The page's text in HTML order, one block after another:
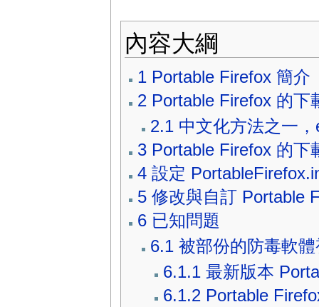
內容大綱
1 Portable Firefox 簡介
2 Portable Firefox 的下
2.1 中文化方法之一
3 Portable Firefox 的
4 設定
5 修改與自訂 Portable
6 已知問題
6.1 被部份的防毒軟
6.1.1 最新版本
6.1.2 Portable